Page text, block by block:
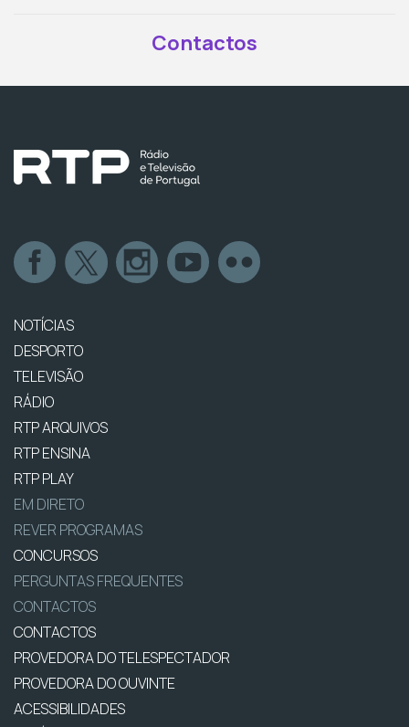
Contactos
NOTÍCIAS
DESPORTO
TELEVISÃO
RÁDIO
RTP ARQUIVOS
RTP ENSINA
RTP PLAY
EM DIRETO
REVER PROGRAMAS
CONCURSOS
PERGUNTAS FREQUENTES
CONTACTOS
CONTACTOS
PROVEDORA DO TELESPECTADOR
PROVEDORA DO OUVINTE
ACESSIBILIDADES